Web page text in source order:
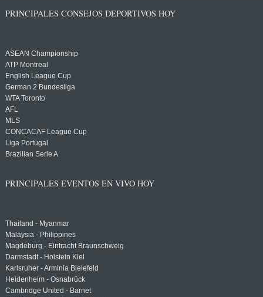
PRINCIPALES CONSEJOS DEPORTIVOS HOY
ASEAN Championship
ATP Montreal
English League Cup
German 2 Bundesliga
WTA Toronto
AFL
MLS
CONCACAF League Cup
Liga Portugal
Brazilian Serie A
PRINCIPALES EVENTOS EN VIVO HOY
Thailand - Myanmar
Malaysia - Philippines
Magdeburg - Eintracht Braunschweig
Darmstadt - Holstein Kiel
Karlsruher - Arminia Bielefeld
Heidenheim - Osnabrück
Cambridge United - Barnet